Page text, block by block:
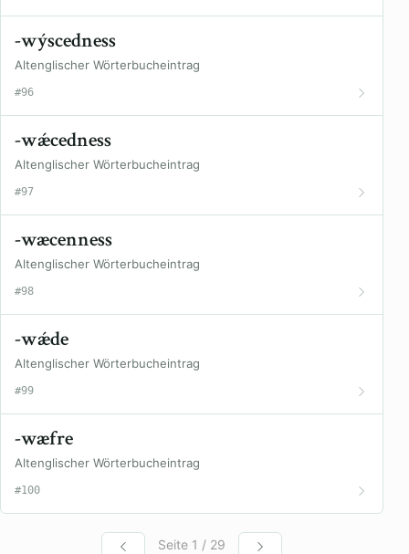
-wýscedness
Altenglischer Wörterbucheintrag
#96
-wǽcedness
Altenglischer Wörterbucheintrag
#97
-wæcenness
Altenglischer Wörterbucheintrag
#98
-wǽde
Altenglischer Wörterbucheintrag
#99
-wæfre
Altenglischer Wörterbucheintrag
#100
Seite 1 / 29